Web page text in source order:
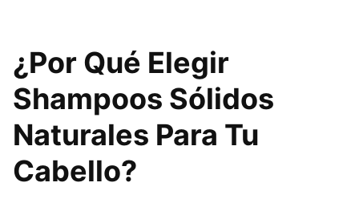
¿Por Qué Elegir
Shampoos Sólidos
Naturales Para Tu
Cabello?